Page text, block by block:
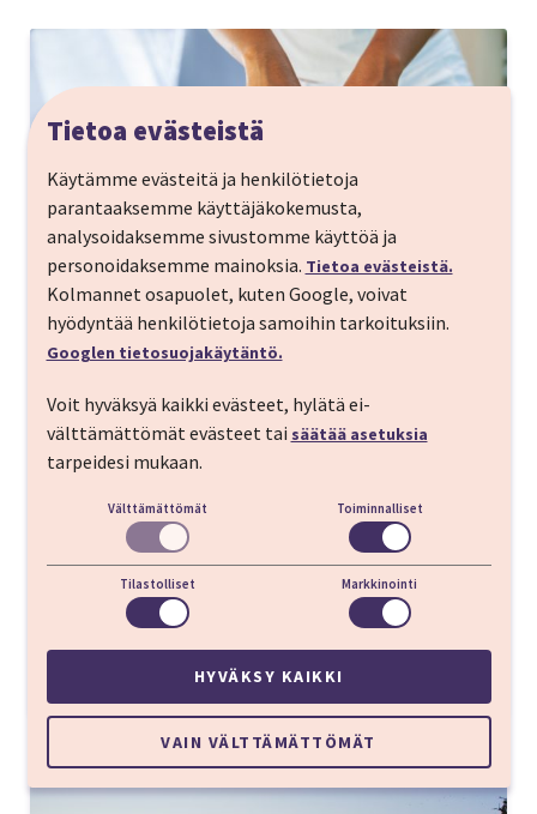
Toilan kylpyläloma
Toila Spa -kylpylä nousee merenrannalla korkealla
rantatörmällä tunnetun Baltian ehkä
tarjoaa sekä klassisia terveyskylpylähoitoja, että
ylellisiä ja rentouttavia hemmotteluhoitoja ja
sieltä löytyy nykyaikainen terveystutkimuskeskus.
TUTUSTU JA VARAA!
Tietoa evästeistä
Käytämme evästeitä ja henkilötietoja
parantaaksemme käyttäjäkokemusta,
analysoidaksemme sivustomme käyttöä ja
personoidaksemme mainoksia. Tietoa evästeistä.
Kolmannet osapuolet, kuten Google, voivat
hyödyntää henkilötietoja samoihin tarkoituksiin.
Googlen tietosuojakäytäntö.
Voit hyväksyä kaikki evästeet, hylätä ei-
välttämättömät evästeet tai säätää asetuksia
tarpeidesi mukaan.
Välttämättömät Toiminnalliset
Tilastolliset Markkinointi
HYVÄKSY KAIKKI
VAIN VÄLTTÄMÄTTÖMÄT